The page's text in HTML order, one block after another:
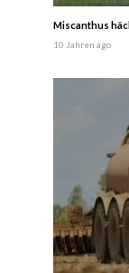
Miscanthus
10 Jahren ago